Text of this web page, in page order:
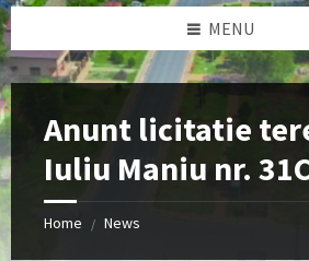
MENU
Anunt licitatie
Iuliu Maniu nr.
Home / News